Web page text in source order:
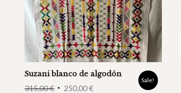
Suzani blanco de algodón
315,00€ 250,00€
Sale!